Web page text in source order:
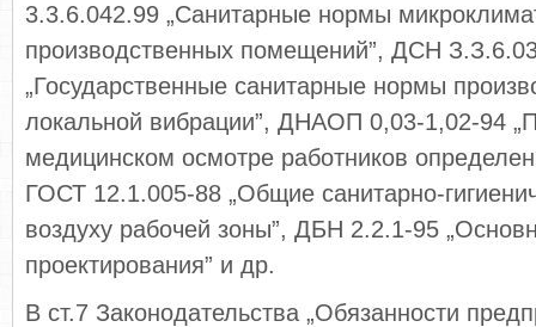
3.3.6.042.99 „Санитарные нормы
производственных помещений”, ДСН
„Государственные санитарные нормы
локальной вибрации”, ДНАОП 0,03-1,02-94
медицинском осмотре работников
ГОСТ 12.1.005-88 „Общие санитарно-
воздуху рабочей зоны”, ДБН 2.2.1-95
проектирования” и др.
В ст.7 Законодательства „Обязанности